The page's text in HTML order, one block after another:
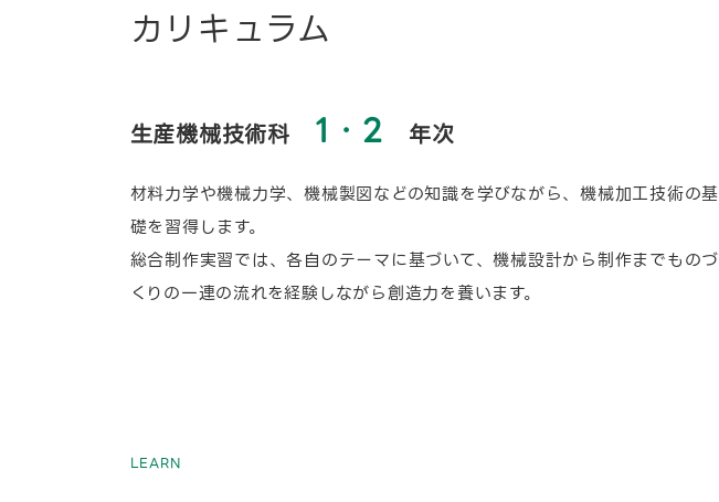
カリキュラム
生産機械技術科 1・2 年次
材料力学や機械力学、機械製図などの知識を学びながら、機械加工技術の基
礎を習得します。
総合制作実習では、各自のテーマに基づいて、機械設計から制作までものづ
くりの一連の流れを経験しながら創造力を養います。
LEARN